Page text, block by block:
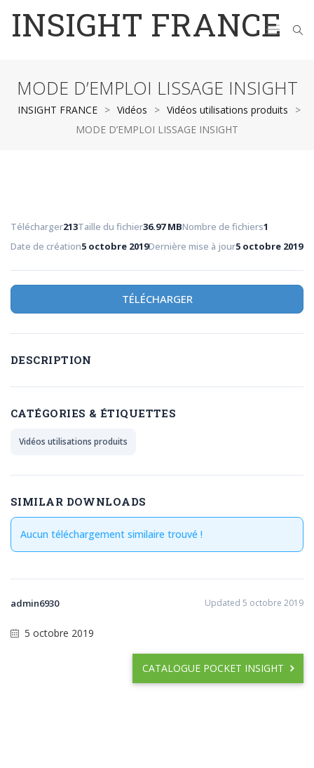
INSIGHT FRANCE
MODE D’EMPLOI LISSAGE INSIGHT
INSIGHT FRANCE > Vidéos > Vidéos utilisations produits
>
MODE D’EMPLOI LISSAGE INSIGHT
Télécharger213Taille du fichier36.97 MBNombre de fichiers1
Date de création5 octobre 2019Dernière mise à jour5 octobre 2019
TÉLÉCHARGER
DESCRIPTION
CATÉGORIES & ÉTIQUETTES
Vidéos utilisations produits
SIMILAR DOWNLOADS
Aucun téléchargement similaire trouvé !
admin6930 Updated 5 octobre 2019
5 octobre 2019
CATALOGUE POCKET INSIGHT